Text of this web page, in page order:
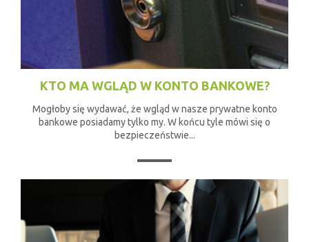
KTO MA WGLĄD W KONTO BANKOWE?
Mogłoby się wydawać, że wgląd w nasze prywatne konto
bankowe posiadamy tylko my. W końcu tyle mówi się o
bezpieczeństwie...